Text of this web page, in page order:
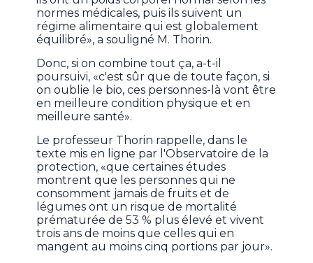
normes médicales, puis ils suivent un
régime alimentaire qui est globalement
équilibré», a souligné M. Thorin.
Donc, si on combine tout ça, a-t-il
poursuivi, «c'est sûr que de toute façon, si
on oublie le bio, ces personnes-là vont être
en meilleure condition physique et en
meilleure santé».
Le professeur Thorin rappelle, dans le
texte mis en ligne par l'Observatoire de la
protection, «que certaines études
montrent que les personnes qui ne
consomment jamais de fruits et de
légumes ont un risque de mortalité
prématurée de 53 % plus élevé et vivent
trois ans de moins que celles qui en
mangent au moins cinq portions par jour».